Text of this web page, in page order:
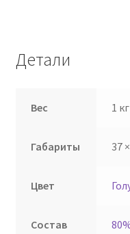
Детали
Вес 1 кг
Габариты 37
Цвет
Состав